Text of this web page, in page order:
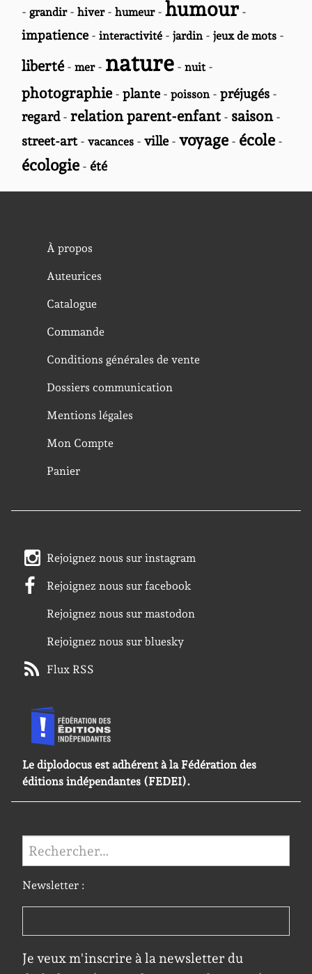
- grandir- hiver- humeur- humour-
impatience- interactivité - jardin- jeux de mots -
liberté- mer- nature - nuit-
photographie- plante- poisson- préjugés -
regard- relation parent-enfant- saison-
street-art- vacances - ville- voyage - école -
écologie - été
À propos
Auteurices
Catalogue
Commande
Conditions générales de vente
Dossiers communication
Mentions légales
Mon Compte
Panier
Rejoignez nous sur instagram
Rejoignez nous sur facebook
Rejoignez nous sur mastodon
Rejoignez nous sur bluesky
Flux RSS
Le diplodocus est adhérent à la Fédération des
éditions indépendantes (FEDEI).
Rechercher :
Newsletter :
Je veux m'inscrire à la newsletter du